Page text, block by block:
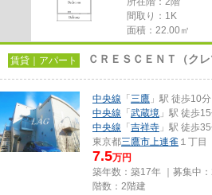
間取り：1K
面積：22.00㎡
賃貸｜アパート ＣＲＥＳＣＥＮＴ（クレ
中央線 「 三鷹 」駅 徒歩10分
中央線 「 武蔵境 」駅 徒歩
中央線 「 吉祥寺 」駅 徒歩
東京都三鷹市上連雀 １丁目
7.5万円
築年数：築17年 ｜募集中：
階数：2階建